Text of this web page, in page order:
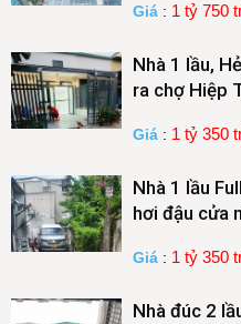
Giá : 1 tỷ 750
Nhà 1 lầu,
ra chợ Hiệp
Giá : 1 tỷ 350
Nhà 1 lầu
hơi đậu cửa
Giá : 1 tỷ 350
Nhà đúc 2